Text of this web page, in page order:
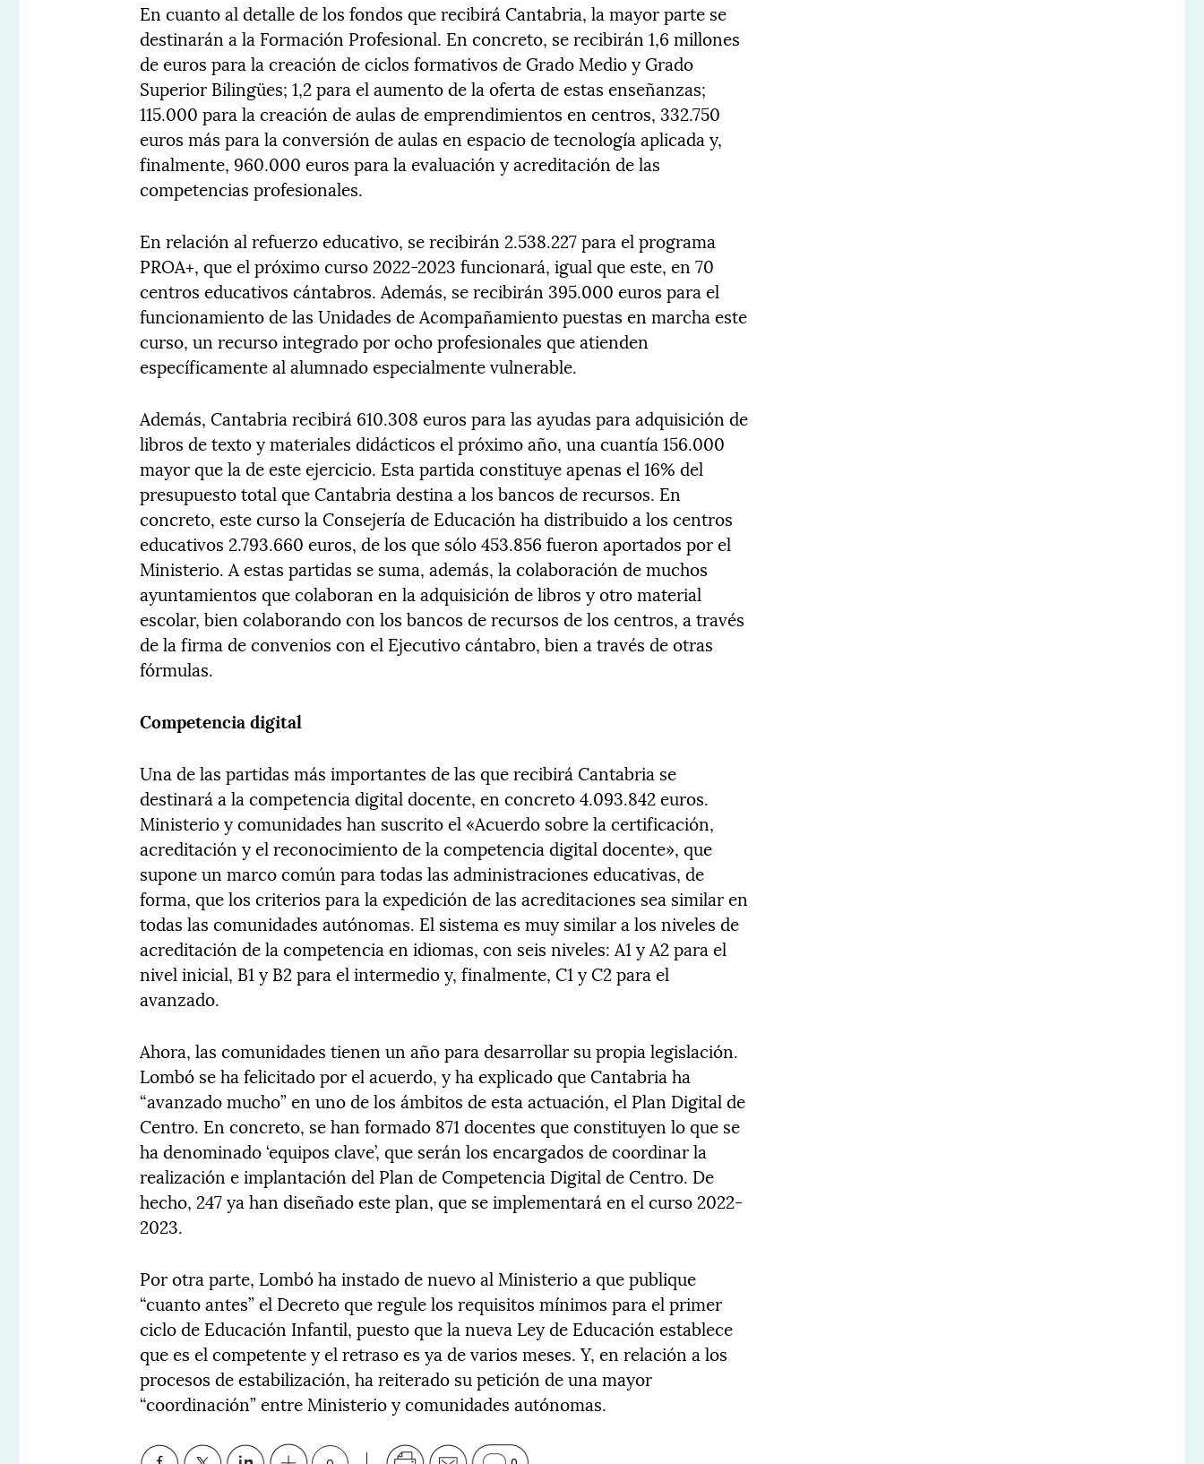
En cuanto al detalle de los fondos que recibirá Cantabria, la mayor parte se
destinarán a la Formación Profesional. En concreto, se recibirán 1,6 millones
de euros para la creación de ciclos formativos de Grado Medio y Grado
Superior Bilingües; 1,2 para el aumento de la oferta de estas enseñanzas;
115.000 para la creación de aulas de emprendimientos en centros, 332.750
euros más para la conversión de aulas en espacio de tecnología aplicada y,
finalmente, 960.000 euros para la evaluación y acreditación de las
competencias profesionales.
En relación al refuerzo educativo, se recibirán 2.538.227 para el programa
PROA+, que el próximo curso 2022-2023 funcionará, igual que este, en 70
centros educativos cántabros. Además, se recibirán 395.000 euros para el
funcionamiento de las Unidades de Acompañamiento puestas en marcha este
curso, un recurso integrado por ocho profesionales que atienden
específicamente al alumnado especialmente vulnerable.
Además, Cantabria recibirá 610.308 euros para las ayudas para adquisición de
libros de texto y materiales didácticos el próximo año, una cuantía 156.000
mayor que la de este ejercicio. Esta partida constituye apenas el 16% del
presupuesto total que Cantabria destina a los bancos de recursos. En
concreto, este curso la Consejería de Educación ha distribuido a los centros
educativos 2.793.660 euros, de los que sólo 453.856 fueron aportados por el
Ministerio. A estas partidas se suma, además, la colaboración de muchos
ayuntamientos que colaboran en la adquisición de libros y otro material
escolar, bien colaborando con los bancos de recursos de los centros, a través
de la firma de convenios con el Ejecutivo cántabro, bien a través de otras
fórmulas.
Competencia digital
Una de las partidas más importantes de las que recibirá Cantabria se
destinará a la competencia digital docente, en concreto 4.093.842 euros.
Ministerio y comunidades han suscrito el «Acuerdo sobre la certificación,
acreditación y el reconocimiento de la competencia digital docente», que
supone un marco común para todas las administraciones educativas, de
forma, que los criterios para la expedición de las acreditaciones sea similar en
todas las comunidades autónomas. El sistema es muy similar a los niveles de
acreditación de la competencia en idiomas, con seis niveles: A1 y A2 para el
nivel inicial, B1 y B2 para el intermedio y, finalmente, C1 y C2 para el
avanzado.
Ahora, las comunidades tienen un año para desarrollar su propia legislación.
Lombó se ha felicitado por el acuerdo, y ha explicado que Cantabria ha
“avanzado mucho” en uno de los ámbitos de esta actuación, el Plan Digital de
Centro. En concreto, se han formado 871 docentes que constituyen lo que se
ha denominado ‘equipos clave’, que serán los encargados de coordinar la
realización e implantación del Plan de Competencia Digital de Centro. De
hecho, 247 ya han diseñado este plan, que se implementará en el curso 2022-
2023.
Por otra parte, Lombó ha instado de nuevo al Ministerio a que publique
“cuanto antes” el Decreto que regule los requisitos mínimos para el primer
ciclo de Educación Infantil, puesto que la nueva Ley de Educación establece
que es el competente y el retraso es ya de varios meses. Y, en relación a los
procesos de estabilización, ha reiterado su petición de una mayor
“coordinación” entre Ministerio y comunidades autónomas.